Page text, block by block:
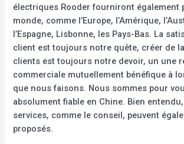
électriques Rooder fourniront également
monde, comme l’Europe, l’Amérique,
l’Espagne, Lisbonne, les Pays-Bas. La
client est toujours notre quête, créer de
clients est toujours notre devoir, un une
commerciale mutuellement bénéfique à
que nous faisons. Nous sommes pour
absolument fiable en Chine. Bien
services, comme le conseil, peuvent
proposés.